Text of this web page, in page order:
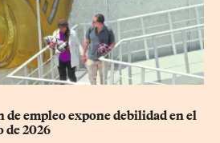
de empleo expone debilidad en el
de 2026